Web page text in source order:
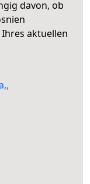
davon, ob
aktuellen